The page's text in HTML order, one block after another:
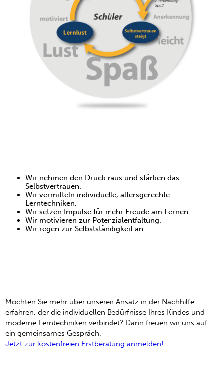
Wir nehmen den Druck raus und stärken das
Selbstvertrauen.
Wir vermitteln individuelle, altersgerechte
Lerntechniken.
Wir setzen Impulse für mehr Freude am Lernen.
Wir motivieren zur Potenzialentfaltung.
Wir regen zur Selbstständigkeit an.
Möchten Sie mehr über unseren Ansatz in der Nachhilfe
erfahren, der die individuellen Bedürfnisse Ihres Kindes und
moderne Lerntechniken verbindet? Dann freuen wir uns auf
ein gemeinsames Gespräch.
Jetzt zur kostenfreien Erstberatung anmelden!